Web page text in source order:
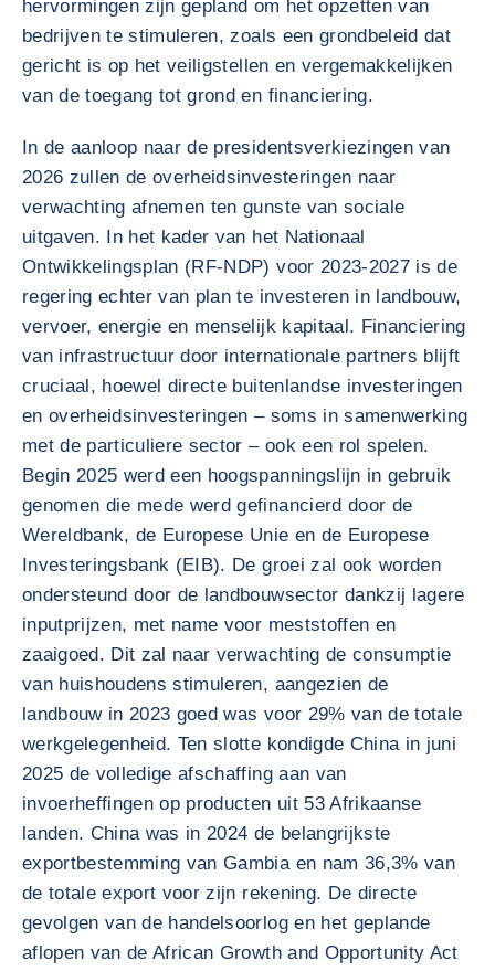
hervormingen zijn gepland om het opzetten van
bedrijven te stimuleren, zoals een grondbeleid dat
gericht is op het veiligstellen en vergemakkelijken
van de toegang tot grond en financiering.
In de aanloop naar de presidentsverkiezingen van
2026 zullen de overheidsinvesteringen naar
verwachting afnemen ten gunste van sociale
uitgaven. In het kader van het Nationaal
Ontwikkelingsplan (RF-NDP) voor 2023-2027 is de
regering echter van plan te investeren in landbouw,
vervoer, energie en menselijk kapitaal. Financiering
van infrastructuur door internationale partners blijft
cruciaal, hoewel directe buitenlandse investeringen
en overheidsinvesteringen – soms in samenwerking
met de particuliere sector – ook een rol spelen.
Begin 2025 werd een hoogspanningslijn in gebruik
genomen die mede werd gefinancierd door de
Wereldbank, de Europese Unie en de Europese
Investeringsbank (EIB). De groei zal ook worden
ondersteund door de landbouwsector dankzij lagere
inputprijzen, met name voor meststoffen en
zaaigoed. Dit zal naar verwachting de consumptie
van huishoudens stimuleren, aangezien de
landbouw in 2023 goed was voor 29% van de totale
werkgelegenheid. Ten slotte kondigde China in juni
2025 de volledige afschaffing aan van
invoerheffingen op producten uit 53 Afrikaanse
landen. China was in 2024 de belangrijkste
exportbestemming van Gambia en nam 36,3% van
de totale export voor zijn rekening. De directe
gevolgen van de handelsoorlog en het geplande
aflopen van de African Growth and Opportunity Act